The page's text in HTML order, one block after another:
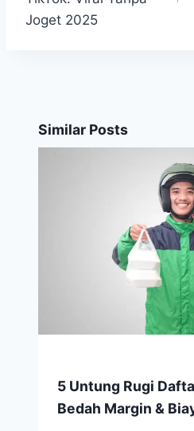
Joget 2025
Similar Posts
5 Untung Rugi
Bedah Margin &